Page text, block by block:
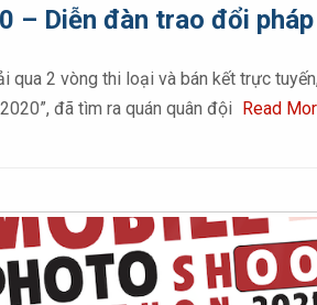
– Diễn đàn trao đổi
2 vòng thi loại và bán kết trực
đã tìm ra quán quân đội Read